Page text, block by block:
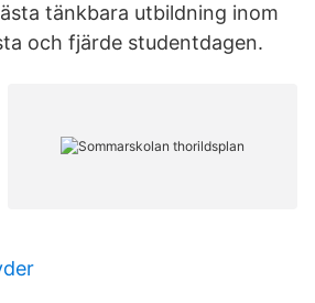
tänkbara utbildning inom
och fjärde studentdagen.